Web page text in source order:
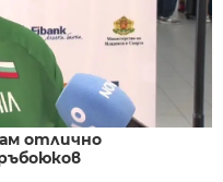
отлично